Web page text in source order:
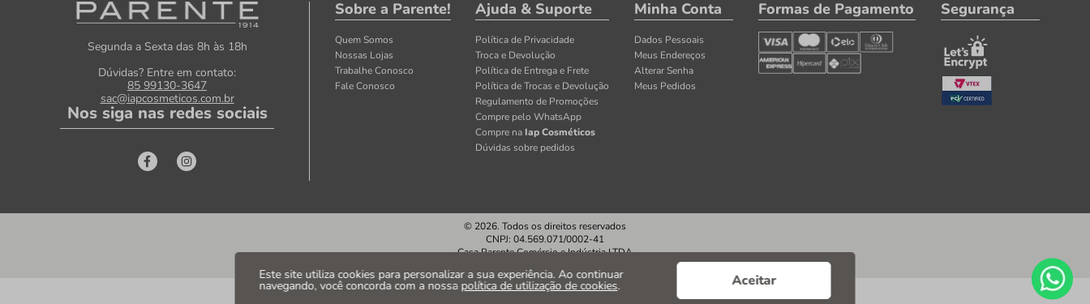
Este site utiliza cookies para personalizar a sua experiência. Ao continuar
navegando, você concorda com a nossa política de utilização de cookies. Aceitar
Segunda a Sexta das 8h às 18h
Dúvidas? Entre em contato:
85 99130-3647
sac@iapcosmeticos.com.br
Nos siga nas redes sociais
Sobre a Parente!
Quem Somos
Nossas Lojas
Trabalhe Conosco
Fale Conosco
Ajuda & Suporte
Política de Privacidade
Troca e Devolução
Política de Entrega e Frete
Política de Trocas e Devolução
Regulamento de Promoções
Compre pelo WhatsApp
Compre na Iap Cosméticos
Dúvidas sobre pedidos
Minha Conta
Dados Pessoais
Meus Endereços
Alterar Senha
Meus Pedidos
Formas de Pagamento Segurança
© 2026. Todos os direitos reservados
CNPJ: 04.569.071/0002-41
Casa Parente Comércio e Indústria LTDA